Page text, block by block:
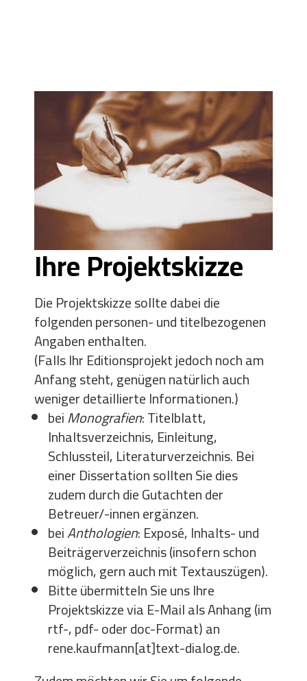
Ihre Projektskizze
Die Projektskizze sollte dabei die
folgenden personen- und titelbezogenen
Angaben enthalten.
(Falls Ihr Editionsprojekt jedoch noch am
Anfang steht, genügen natürlich auch
weniger detaillierte Informationen.)
beiMonografien: Titelblatt,
Inhaltsverzeichnis, Einleitung,
Schlussteil, Literaturverzeichnis. Bei
einer Dissertation sollten Sie dies
zudem durch die Gutachten der
Betreuer/-innen ergänzen.
beiAnthologien: Exposé, Inhalts- und
Beiträgerverzeichnis (insofern schon
möglich, gern auch mit Textauszügen).
Bitte übermitteln Sie uns Ihre
Projektskizze via E-Mail als Anhang (im
rtf-, pdf- oder doc-Format) an
rene.kaufmann[at]text-dialog.de.